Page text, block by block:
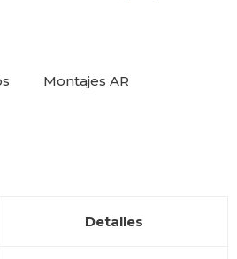
Montajes AR
Detalles